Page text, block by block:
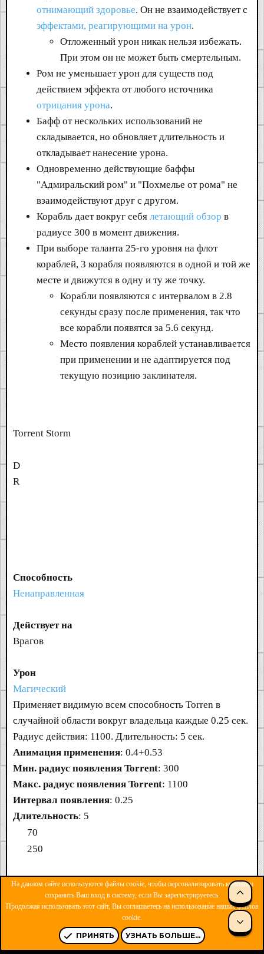
отнимающий здоровье. Он не взаимодействует с
эффектами, реагирующими на урон.
Отложенный урон никак нельзя избежать.
При этом он не может быть смертельным.
Ром не уменьшает урон для существ под
действием эффекта от любого источника
отрицания урона.
Бафф от нескольких использований не
складывается, но обновляет длительность и
откладывает нанесение урона.
Одновременно действующие баффы
"Адмиральский ром" и "Похмелье от рома" не
взаимодействуют друг с другом.
Корабль дает вокруг себя летающий обзор в
радиусе 300 в момент движения.
При выборе таланта 25-го уровня на флот
кораблей, 3 корабля появляются в одной и той же
месте и движутся в одну и ту же точку.
Корабли появляются с интервалом в 2.8
секунды сразу после применения, так что
все корабли появятся за 5.6 секунд.
Место появления кораблей устанавливается
при применении и не адаптируется под
текущую позицию заклинателя.
Torrent Storm
D
R
Способность
Ненаправленная
Действует на
Врагов
Урон
Магический
Применяет видимую всем способность Torren в
случайной области вокруг владельца каждые 0.25 сек.
Радиус действия: 1100. Длительность: 5 сек.
Анимация применения: 0.4+0.53
Мин. радиус появления Torrent: 300
Макс. радиус появления Torrent: 1100
Интервал появления: 0.25
Длительность: 5
70
250
Замедление остается и пытается нанести урон, если
дебафф был получен до иммунитета к заклинаниям и
не был развеян.
Модификаторы
Torrent Storm:Нельзя развеять.
На данном сайте используются файлы cookie, чтобы персонализировать контент и
сохранить Ваш вход в систему, если Вы зарегистрируетесь.
Продолжая использовать этот сайт, Вы соглашаетесь на использование наших файлов
cookie.
ПРИНЯТЬ УЗНАТЬ БОЛЬШЕ...